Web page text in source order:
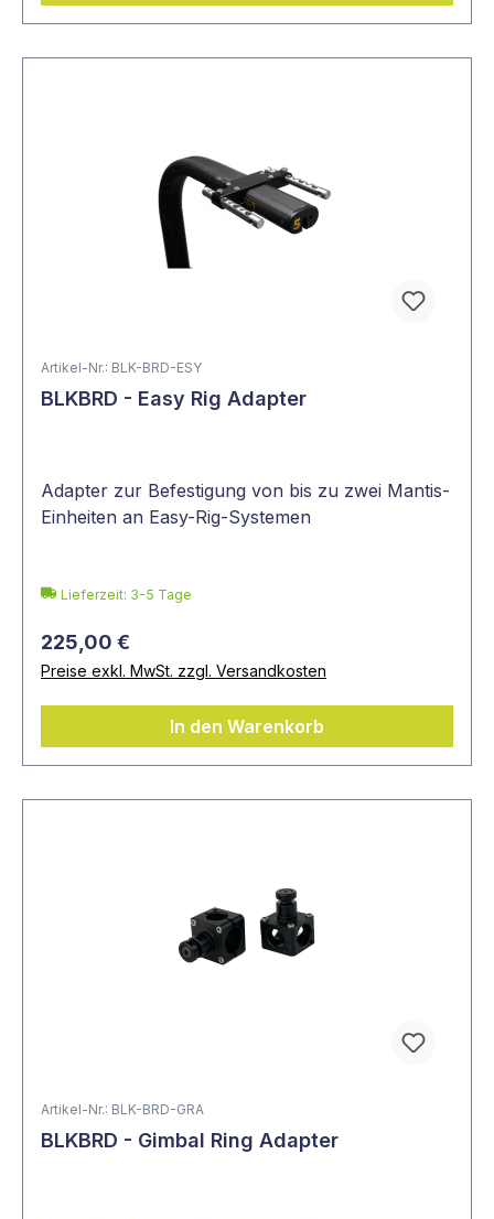
Artikel-Nr.: BLK-BRD-ESY
BLKBRD - Easy Rig Adapter
Adapter zur Befestigung von bis zu zwei Mantis-
Einheiten an Easy-Rig-Systemen
Lieferzeit: 3-5 Tage
225,00 €
Preise exkl. MwSt. zzgl. Versandkosten
In den Warenkorb
Artikel-Nr.: BLK-BRD-GRA
BLKBRD - Gimbal Ring Adapter